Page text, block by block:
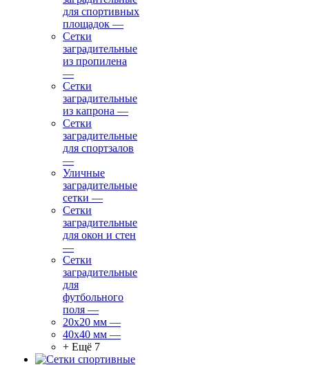
для спортивных
площадок —
Сетки
заградительные
из пропилена
—
Сетки
заградительные
из капрона —
Сетки
заградительные
для спортзалов
—
Уличные
заградительные
сетки —
Сетки
заградительные
для окон и стен
—
Сетки
заградительные
для
футбольного
поля —
20х20 мм —
40х40 мм —
+ Ещё 7